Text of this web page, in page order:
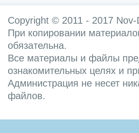
Copyright © 2011 - 2017 Nov-
При копировании
обязательна.
Все материалы и файлы
ознакомительных целях и
Администрация не несет
файлов.